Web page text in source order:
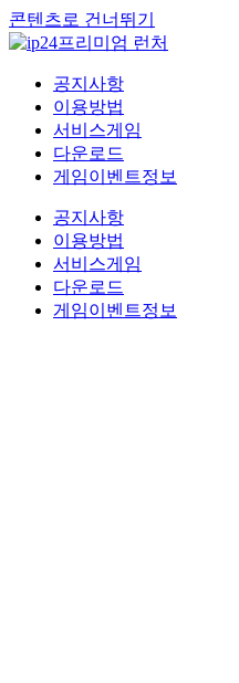
콘텐츠로 건너뛰기
공지사항
이용방법
서비스게임
다운로드
게임이벤트정보
공지사항
이용방법
서비스게임
다운로드
게임이벤트정보